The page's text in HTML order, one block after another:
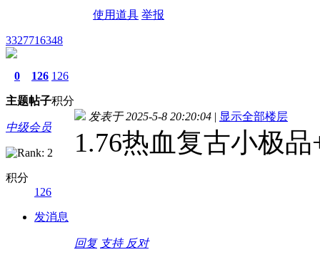
使用道具 举报
3327716348
0
主题
126
帖子
126
积分
中级会员
积分
126
发消息
发表于 2025-5-8 20:20:04 | 显示全部楼层
1.76热血复古小极
回复 支持 反对